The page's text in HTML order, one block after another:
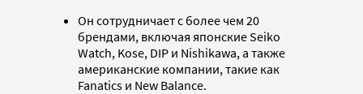
Он сотрудничает с более чем 20
брендами, включая японские Seiko
Watch, Kose, DIP и Nishikawa, а также
американские компании, такие как
Fanatics и New Balance.